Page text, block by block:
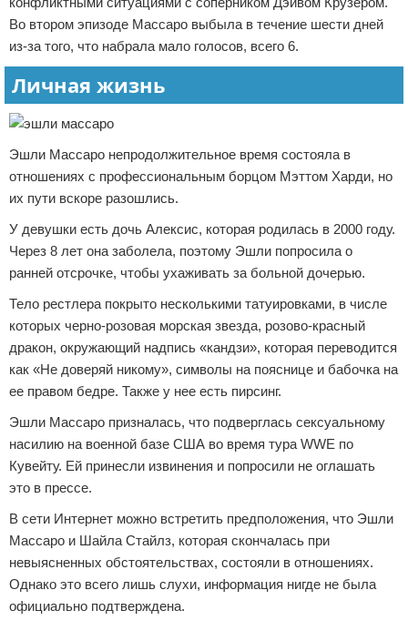
Во втором эпизоде Массаро выбыла в течение шести дней
из-за того, что набрала мало голосов, всего 6.
Личная жизнь
Эшли Массаро непродолжительное время состояла в
отношениях с профессиональным борцом Мэттом Харди, но
их пути вскоре разошлись.
У девушки есть дочь Алексис, которая родилась в 2000 году.
Через 8 лет она заболела, поэтому Эшли попросила о
ранней отсрочке, чтобы ухаживать за больной дочерью.
Тело рестлера покрыто несколькими татуировками, в числе
которых черно-розовая морская звезда, розово-красный
дракон, окружающий надпись «кандзи», которая переводится
как «Не доверяй никому», символы на пояснице и бабочка на
ее правом бедре. Также у нее есть пирсинг.
Эшли Массаро призналась, что подверглась сексуальному
насилию на военной базе США во время тура WWE по
Кувейту. Ей принесли извинения и попросили не оглашать
это в прессе.
В сети Интернет можно встретить предположения, что Эшли
Массаро и Шайла Стайлз, которая скончалась при
невыясненных обстоятельствах, состояли в отношениях.
Однако это всего лишь слухи, информация нигде не была
официально подтверждена.